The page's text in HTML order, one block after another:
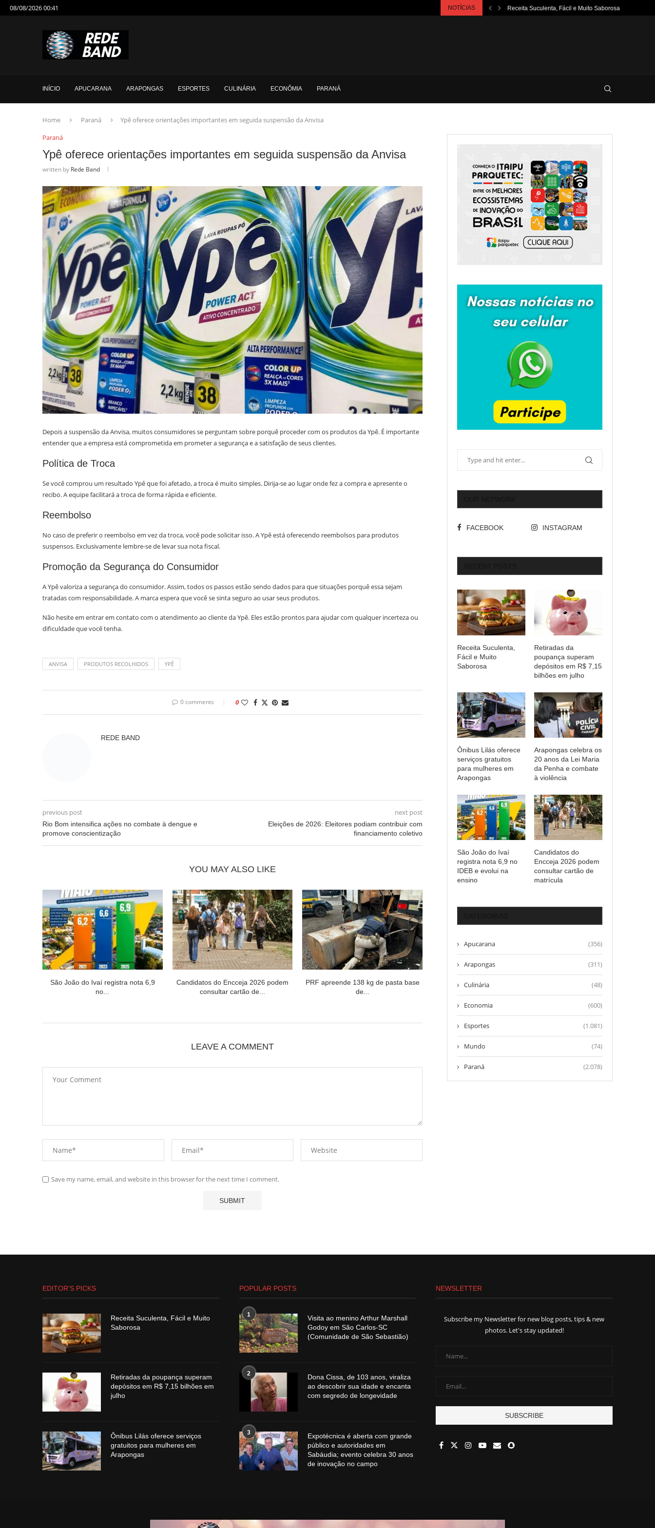
08/08/2026 00:41 NOTÍCIAS Receita Suculenta, Fácil e Muito Saborosa
INÍCIO APUCARANA ARAPONGAS ESPORTES CULINÁRIA ECONÔMIA PARANÁ
Home Paraná
Ypê oferece orientações importantes em seguida suspensão da Anvisa
Paraná
Ypê oferece orientações importantes em seguida suspensão da Anvisa
written by Rede Band
Depois a suspensão da Anvisa, muitos consumidores se perguntam sobre porquê proceder com os produtos da Ypê. É importante
entender que a empresa está comprometida em prometer a segurança e a satisfação de seus clientes.
Política de Troca
Se você comprou um resultado Ypê que foi afetado, a troca é muito simples. Dirija-se ao lugar onde fez a compra e apresente o
recibo. A equipe facilitará a troca de forma rápida e eficiente.
Reembolso
No caso de preferir o reembolso em vez da troca, você pode solicitar isso. A Ypê está oferecendo reembolsos para produtos
suspensos. Exclusivamente lembre-se de levar sua nota fiscal.
Promoção da Segurança do Consumidor
A Ypê valoriza a segurança do consumidor. Assim, todos os passos estão sendo dados para que situações porquê essa sejam
tratadas com responsabilidade. A marca espera que você se sinta seguro ao usar seus produtos.
Não hesite em entrar em contato com o atendimento ao cliente da Ypê. Eles estão prontos para ajudar com qualquer incerteza ou
dificuldade que você tenha.
ANVISA PRODUTOS RECOLHIDOS YPÊ
0 comments 0
REDE BAND
previous post
Rio Bom intensifica ações no combate à dengue e
promove conscientização
next post
Eleições de 2026: Eleitores podiam contribuir com
financiamento coletivo
YOU MAY ALSO LIKE
São João do Ivaí registra nota 6,9
no...
Candidatos do Encceja 2026 podem
consultar cartão de...
PRF apreende 138 kg de pasta base
de...
LEAVE A COMMENT
Save my name, email, and website in this browser for the next time I comment.
FACEBOOK INSTAGRAM
Receita Suculenta,
Fácil e Muito
Saborosa
Retiradas da
poupança superam
depósitos em R$ 7,15
bilhões em julho
Ônibus Lilás oferece
serviços gratuitos
para mulheres em
Arapongas
Arapongas celebra os
20 anos da Lei Maria
da Penha e combate
à violência
São João do Ivaí
registra nota 6,9 no
IDEB e evolui na
ensino
Candidatos do
Encceja 2026 podem
consultar cartão de
matrícula
Apucarana (356)
Arapongas (311)
Culinária (48)
Economia (600)
Esportes (1.081)
Mundo (74)
Paraná (2.078)
EDITOR’S PICKS
Receita Suculenta, Fácil e Muito
Saborosa
Retiradas da poupança superam
depósitos em R$ 7,15 bilhões em
julho
Ônibus Lilás oferece serviços
gratuitos para mulheres em
Arapongas
POPULAR POSTS
1
Visita ao menino Arthur Marshall
Godoy em São Carlos-SC
(Comunidade de São Sebastião)
2
Dona Cissa, de 103 anos, viraliza
ao descobrir sua idade e encanta
com segredo de longevidade
3
Expotécnica é aberta com grande
público e autoridades em
Sabáudia; evento celebra 30 anos
de inovação no campo
NEWSLETTER
Subscribe my Newsletter for new blog posts, tips & new
photos. Let's stay updated!